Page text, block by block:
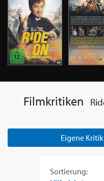
Filmkritiken
Eigene
Sortierung: